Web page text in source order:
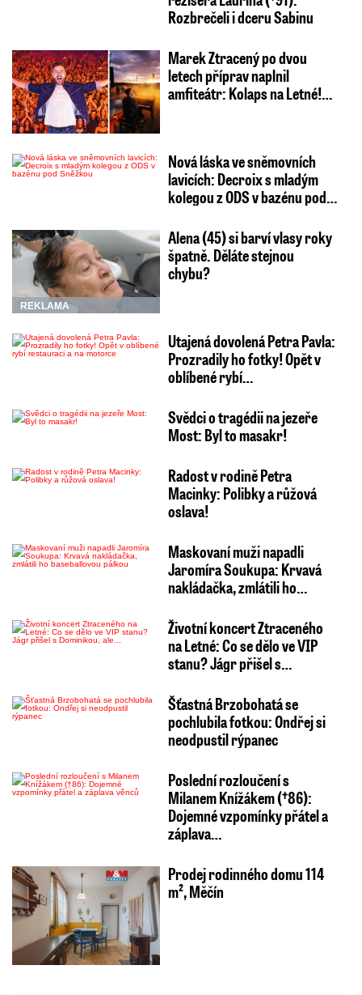
Rozbrečeli i dceru Sabinu
Marek Ztracený po dvou
letech příprav naplnil
amfiteátr: Kolaps na Letné!…
Nová láska ve sněmovních
lavicích: Decroix s mladým
kolegou z ODS v bazénu pod…
REKLAMA
Alena (45) si barví vlasy roky
špatně. Děláte stejnou
chybu?
Utajená dovolená Petra Pavla:
Prozradily ho fotky! Opět v
oblíbené rybí…
Svědci o tragédii na jezeře
Most: Byl to masakr!
Radost v rodině Petra
Macinky: Polibky a růžová
oslava!
Maskovaní muži napadli
Jaromíra Soukupa: Krvavá
nakládačka, zmlátili ho…
Životní koncert Ztraceného
na Letné: Co se dělo ve VIP
stanu? Jágr přišel s…
Šťastná Brzobohatá se
pochlubila fotkou: Ondřej si
neodpustil rýpanec
Poslední rozloučení s
Milanem Knížákem (†86):
Dojemné vzpomínky přátel a
záplava…
Prodej rodinného domu 114
m², Měčín